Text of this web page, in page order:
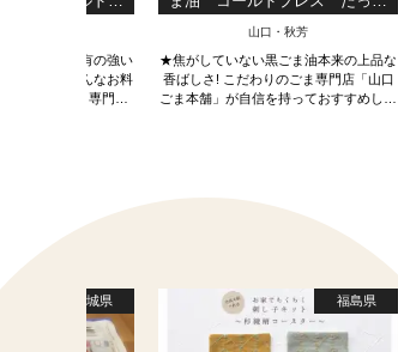
だから、特有の強い
ラとしてどんなお料
だわりのごま専門店
り使える 950g
山口・秋芳
★焦がしていない黒ごま油本来の上品な
香ばしさ! こだわりのごま専門店「山口
ごま本舗」が自信を持っておすすめしま
茨城県 福島県